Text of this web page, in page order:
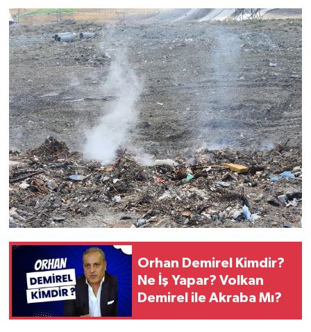
Orhan Demirel Kimdir?
Ne İş Yapar? Volkan
Demirel ile Akraba Mı?